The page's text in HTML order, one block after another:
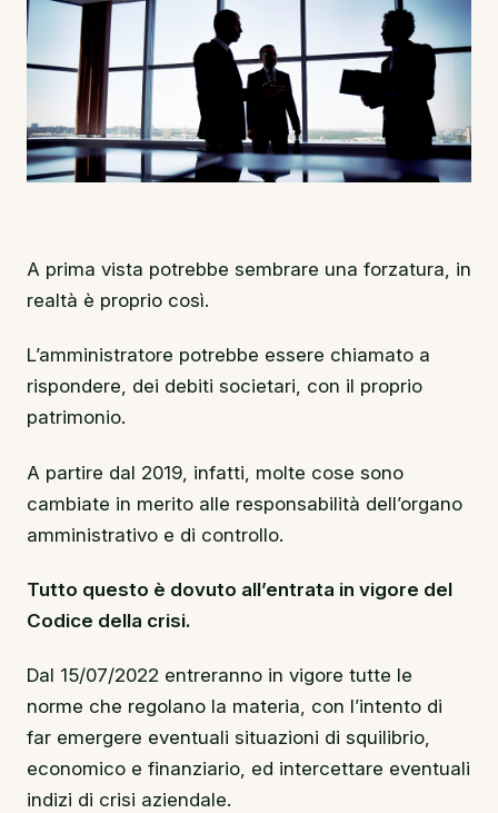
A prima vista potrebbe sembrare una forzatura, in
realtà è proprio così.
L’amministratore potrebbe essere chiamato a
rispondere, dei debiti societari, con il proprio
patrimonio.
A partire dal 2019, infatti, molte cose sono
cambiate in merito alle responsabilità dell’organo
amministrativo e di controllo.
Tutto questo è dovuto all’entrata in vigore del
Codice della crisi.
Dal 15/07/2022 entreranno in vigore tutte le
norme che regolano la materia, con l’intento di
far emergere eventuali situazioni di squilibrio,
economico e finanziario, ed intercettare eventuali
indizi di crisi aziendale.